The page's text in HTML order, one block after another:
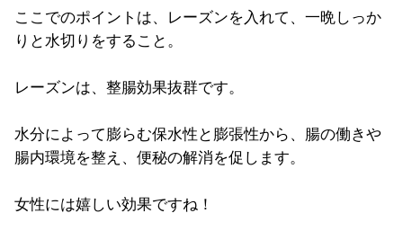
ここでのポイントは、レーズンを入れて、一晩しっか
りと水切りをすること。
レーズンは、整腸効果抜群です。
水分によって膨らむ保水性と膨張性から、腸の働きや
腸内環境を整え、便秘の解消を促します。
女性には嬉しい効果ですね！